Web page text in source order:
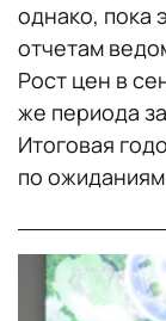
однако, пока
отчетам
Рост цен в
же периода
Итоговая
по ожиданиям